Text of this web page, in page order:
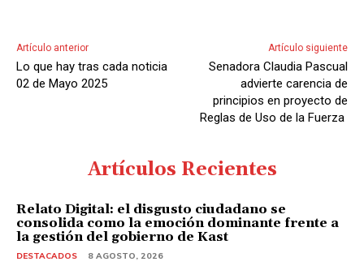
Artículo anterior
Lo que hay tras cada noticia
02 de Mayo 2025
Artículo siguiente
Senadora Claudia Pascual
advierte carencia de
principios en proyecto de
Reglas de Uso de la Fuerza
Artículos Recientes
Relato Digital: el disgusto ciudadano se
consolida como la emoción dominante frente a
la gestión del gobierno de Kast
DESTACADOS 8 AGOSTO, 2026